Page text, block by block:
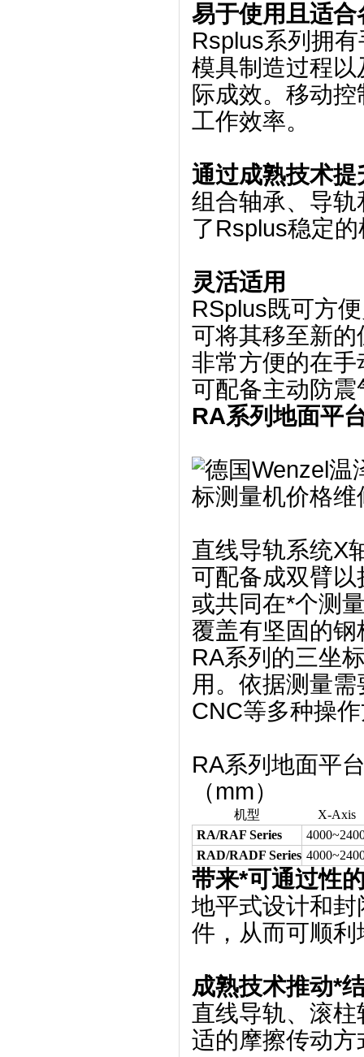
易于使用且适合
Rsplus系列拥
模具制造过程
际成效。移动
工作效率。
通过成熟技术提
组合轴承、导
了Rsplus稳定
灵活适用
RSplus既可方
可将其移至新
非常方便的在
可配备主动防震
RA系列地面平
直线导轨系统X
可配备成双臂
或共同在*个测
覆盖有坚固的
RA系列的三坐
用。依据测量
CNC等多种操
RA系列地面平
（mm）
机型
X-Axis
RA/RAF Series
RAD/RADF Series
带来*可通过性
地平式设计和
件，从而可顺
成熟技术推动*
直线导轨、滚
适的摩擦传动